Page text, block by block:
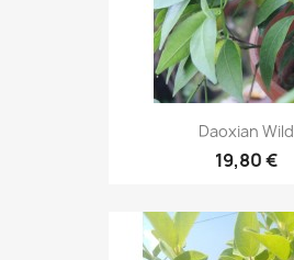
Daoxian Wild
19,80 €